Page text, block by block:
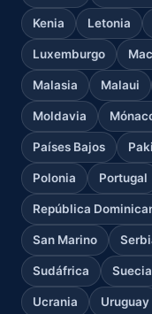
Kenia Letonia
Luxemburgo
Malasia Malaui
Moldavia
Países Bajos
Polonia Portugal
República
San Marino
Sudáfrica Suecia
Ucrania Uruguay